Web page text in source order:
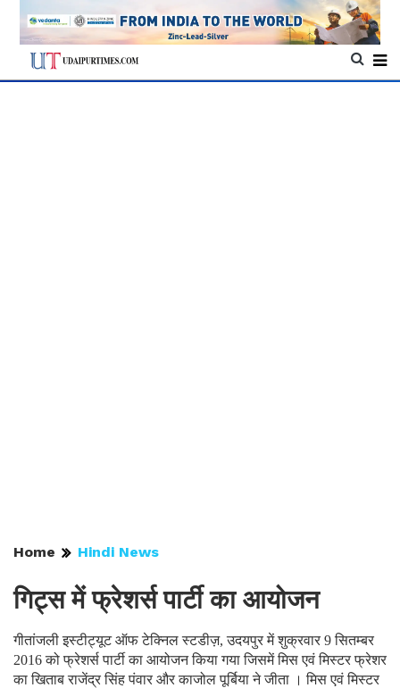
Home Hindi News
गिट्स में फ्रेशर्स पार्टी का आयोजन
गीतांजली इस्टीट्यूट ऑफ टेक्निल स्टडीज़, उदयपुर में शुक्रवार 9 सितम्बर
2016 को फ्रेशर्स पार्टी का आयोजन किया गया जिसमें मिस एवं मिस्टर फ्रेशर
का खिताब राजेंद्र सिंह पंवार और काजोल पूर्बिया ने जीता । मिस एवं मिस्टर